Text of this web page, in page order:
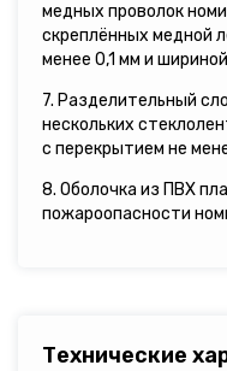
медных проволок
скреплённых медной
менее 0,1 мм и
7. Разделительный
нескольких
с перекрытием не
8. Оболочка из ПВХ
пожароопасности
Технические